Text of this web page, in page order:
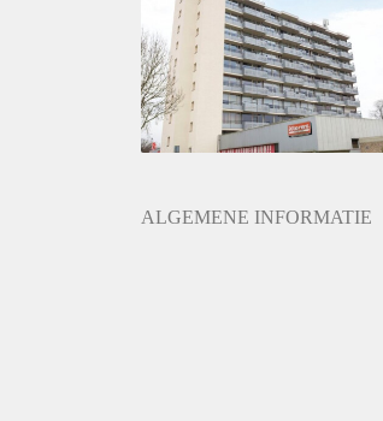
Huisdieren toegestaan:
Huurtoeslag grens: Ja
Geschikt voor studenten:
ALGEMENE INFORMATIE